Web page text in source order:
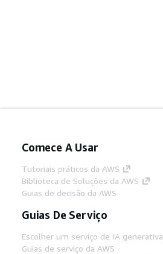
Comece A Usar
Tutoriais práticos da AWS
Biblioteca de Soluções da AWS
Guias de decisão da AWS
Guias De Serviço
Escolher um serviço de IA generativa
Guias de serviço da AWS